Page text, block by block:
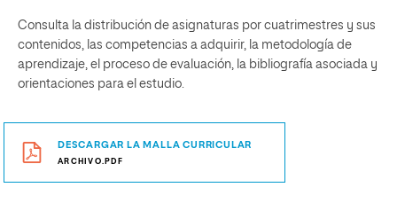
Consulta la distribución de asignaturas por cuatrimestres y sus
contenidos, las competencias a adquirir, la metodología de
aprendizaje, el proceso de evaluación, la bibliografía asociada y
orientaciones para el estudio.
DESCARGAR LA MALLA CURRICULAR
ARCHIVO.PDF